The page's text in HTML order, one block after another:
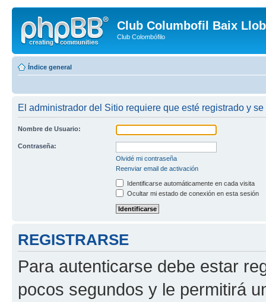
Club Columbofil Baix
Club Colombófilo
Índice general
El administrador del Sitio requiere que esté registrado y
Nombre de Usuario:
Contraseña:
Olvidé mi contraseña
Reenviar email de activación
Identificarse automáticamente en cada visita
Ocultar mi estado de conexión en esta sesión
REGISTRARSE
Para autenticarse debe estar
pocos segundos y le permitirá